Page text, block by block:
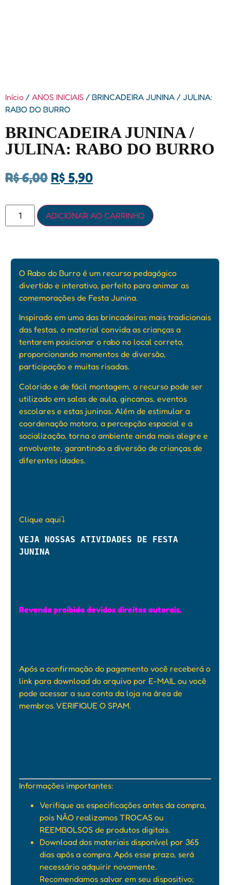
Início / ANOS INICIAIS / BRINCADEIRA JUNINA / JULINA:
RABO DO BURRO
BRINCADEIRA JUNINA /
JULINA: RABO DO BURRO
R$6,00 R$ 5,90
ADICIONAR AO CARRINHO
O Rabo do Burro é um recurso pedagógico
divertido e interativo, perfeito para animar as
comemorações de Festa Junina.
Inspirado em uma das brincadeiras mais tradicionais
das festas, o material convida as crianças a
tentarem posicionar o rabo no local correto,
proporcionando momentos de diversão,
participação e muitas risadas.
Colorido e de fácil montagem, o recurso pode ser
utilizado em salas de aula, gincanas, eventos
escolares e estas juninas. Além de estimular a
coordenação motora, a percepção espacial e a
socialização, torna o ambiente ainda mais alegre e
envolvente, garantindo a diversão de crianças de
diferentes idades.
Clique aqui⤵️
VEJA NOSSAS ATIVIDADES DE FESTA
JUNINA
Revenda proibida devidos direitos autorais.
Após a confirmação do pagamento você receberá o
link para download do arquivo por E-MAIL ou você
pode acessar a sua conta da loja na área de
membros. VERIFIQUE O SPAM.
Informações importantes:
Verifique as especificações antes da compra,
pois NÃO realizamos TROCAS ou
REEMBOLSOS de produtos digitais.
Download dos materiais disponível por 365
dias após a compra. Após esse prazo, será
necessário adquirir novamente.
Recomendamos salvar em seu dispositivo;